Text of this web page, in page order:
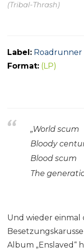
(Tribal-Thrash)
Label: Roadrunner
Format: (LP)
„World scum
Bloody
Blood scum
The
Und wieder einmal
Album „Enslaved“